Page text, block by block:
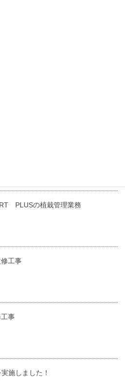
PLUSの植栽管理業務
工事
事
施しました！